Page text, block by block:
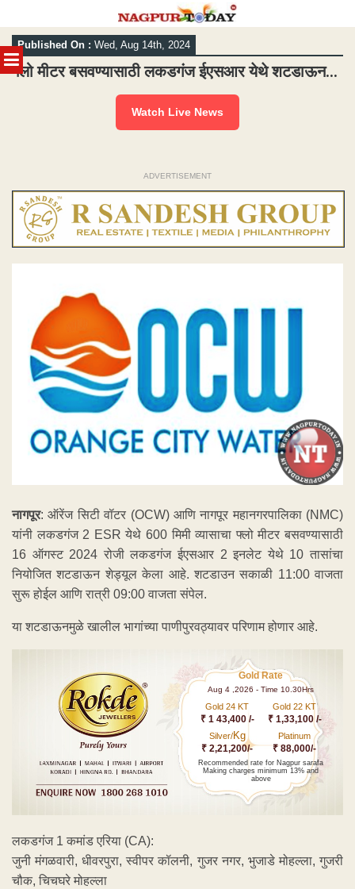
MENU
Skip
to
content
Published On : Wed, Aug 14th, 2024
फ्लो मीटर बसवण्यासाठी लकडगंज ईएसआर येथे शटडाऊन…
Watch Live News
ADVERTISEMENT
नागपूर: ऑरेंज सिटी वॉटर (OCW) आणि नागपूर महानगरपालिका (NMC)
यांनी लकडगंज 2 ESR येथे 600 मिमी व्यासाचा फ्लो मीटर बसवण्यासाठी
16 ऑगस्ट 2024 रोजी लकडगंज ईएसआर 2 इनलेट येथे 10 तासांचा
नियोजित शटडाऊन शेड्यूल केला आहे. शटडाउन सकाळी 11:00 वाजता
सुरू होईल आणि रात्री 09:00 वाजता संपेल.
या शटडाऊनमुळे खालील भागांच्या पाणीपुरवठ्यावर परिणाम होणार आहे.
Gold Rate
Aug 4 ,2026 - Time 10.30Hrs
Gold 24 KT
₹ 1 43,400 /-
Gold 22 KT
₹ 1,33,100 /-
Silver/Kg
₹ 2,21,200/-
Platinum
₹ 88,000/-
Recommended rate for Nagpur sarafa
Making charges minimum 13% and
above
लकडगंज 1 कमांड एरिया (CA):
जुनी मंगळवारी, धीवरपुरा, स्वीपर कॉलनी, गुजर नगर, भुजाडे मोहल्ला, गुजरी
चौक, चिचघरे मोहल्ला